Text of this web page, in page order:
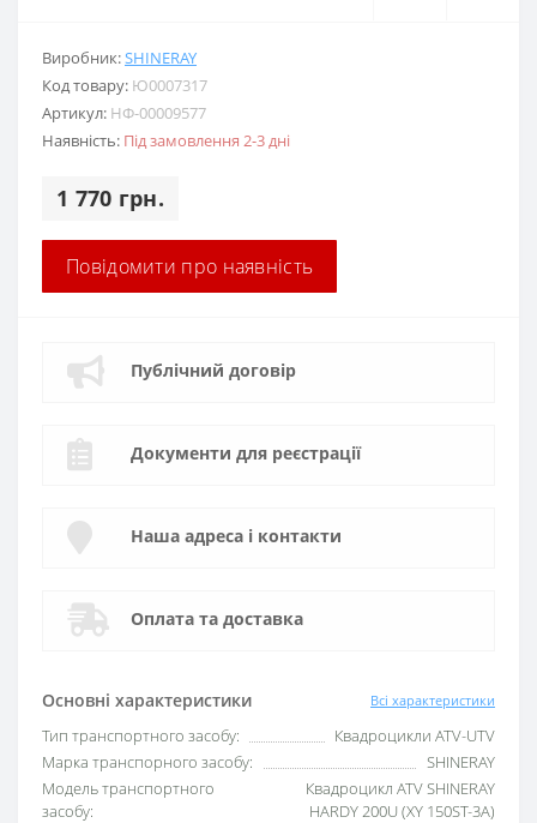
Виробник:SHINERAY
Код товару: Ю0007317
Артикул: НФ-00009577
Наявність: Під замовлення 2-3 дні
1 770 грн.
Повідомити про наявність
Основні характеристики Всі характеристики
Тип транспортного засобу:
Квадроцикли ATV-UTV
Марка транспорного засобу:
SHINERAY
Модель транспортного
засобу:
Квадроцикл ATV SHINERAY
HARDY 200U (XY 150ST-3A)
Публічний договір
Документи для реєстрації
Наша адреса і контакти
Оплата та доставка